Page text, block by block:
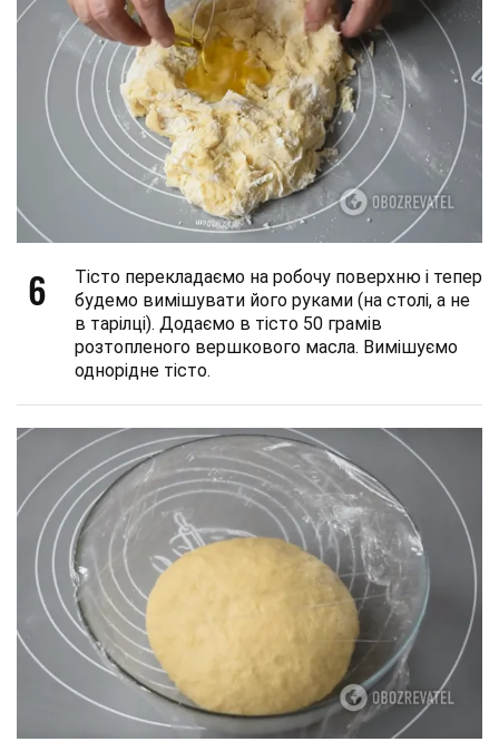
6
Тісто перекладаємо на робочу поверхню і тепер
будемо вимішувати його руками (на столі, а не
в тарілці). Додаємо в тісто 50 грамів
розтопленого вершкового масла. Вимішуємо
однорідне тісто.